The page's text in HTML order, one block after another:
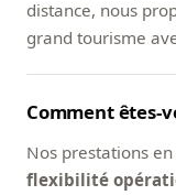
distance, nous
grand tourisme
Comment êtes-
Nos prestations
flexibilité